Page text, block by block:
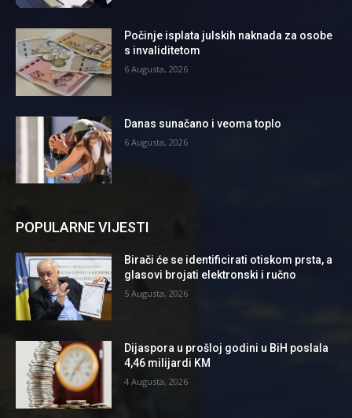
Počinje isplata julskih naknada za osobe
s invaliditetom
6 Augusta, 2026
Danas sunačano i veoma toplo
6 Augusta, 2026
POPULARNE VIJESTI
Birači će se identificirati otiskom prsta, a
glasovi brojati elektronski i ručno
5 Augusta, 2026
Dijaspora u prošloj godini u BiH poslala
4,46 milijardi KM
4 Augusta, 2026